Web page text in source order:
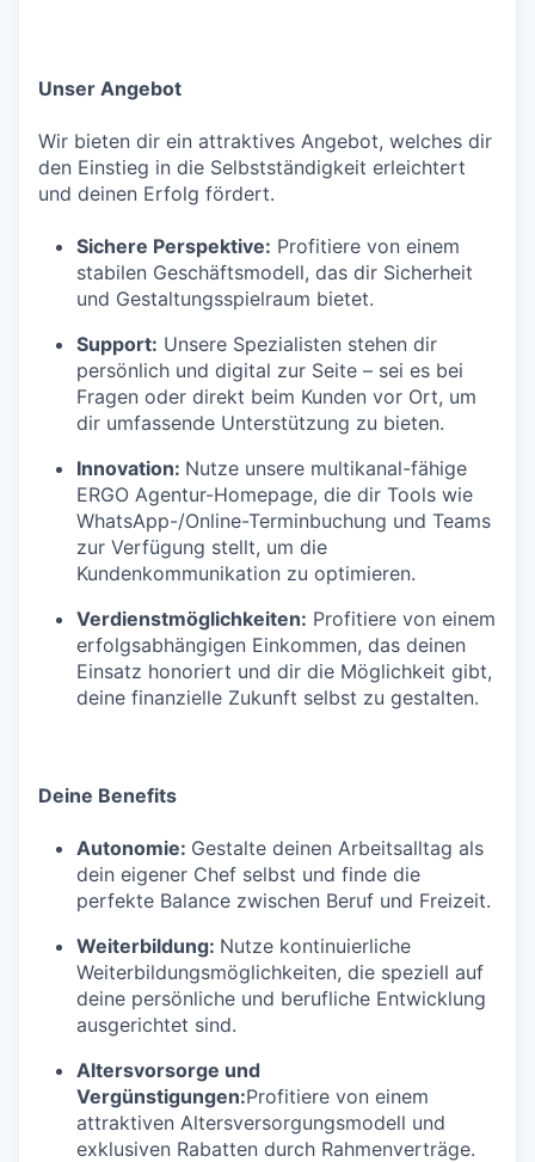
Unser Angebot
Wir bieten dir ein attraktives Angebot, welches dir
den Einstieg in die Selbstständigkeit erleichtert
und deinen Erfolg fördert.
Sichere Perspektive: Profitiere von einem
stabilen Geschäftsmodell, das dir Sicherheit
und Gestaltungsspielraum bietet.
Support: Unsere Spezialisten stehen dir
persönlich und digital zur Seite – sei es bei
Fragen oder direkt beim Kunden vor Ort, um
dir umfassende Unterstützung zu bieten.
Innovation: Nutze unsere multikanal-fähige
ERGO Agentur-Homepage, die dir Tools wie
WhatsApp-/Online-Terminbuchung und Teams
zur Verfügung stellt, um die
Kundenkommunikation zu optimieren.
Verdienstmöglichkeiten: Profitiere von einem
erfolgsabhängigen Einkommen, das deinen
Einsatz honoriert und dir die Möglichkeit gibt,
deine finanzielle Zukunft selbst zu gestalten.
Deine Benefits
Autonomie: Gestalte deinen Arbeitsalltag als
dein eigener Chef selbst und finde die
perfekte Balance zwischen Beruf und Freizeit.
Weiterbildung: Nutze kontinuierliche
Weiterbildungsmöglichkeiten, die speziell auf
deine persönliche und berufliche Entwicklung
ausgerichtet sind.
Altersvorsorge und
Vergünstigungen:Profitiere von einem
attraktiven Altersversorgungsmodell und
exklusiven Rabatten durch Rahmenverträge.